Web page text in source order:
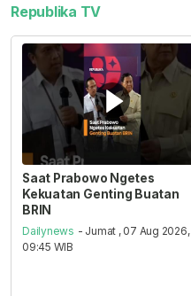
Republika TV
Saat Prabowo Ngetes
Kekuatan Genting Buatan
BRIN
Dailynews - Jumat , 07 Aug 2026,
09:45 WIB